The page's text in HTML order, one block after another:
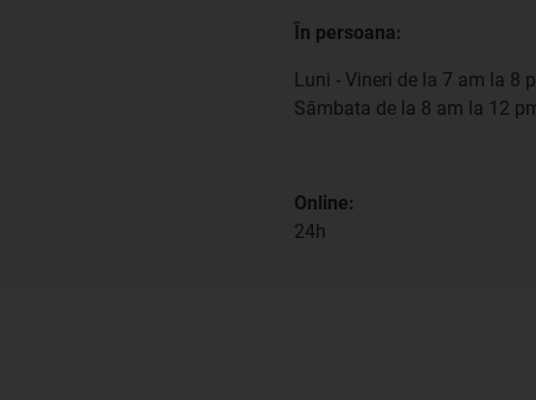
În persoana:
Luni - Vineri de la 7 am la 8
Sâmbata de la 8 am la 12
Online:
24h